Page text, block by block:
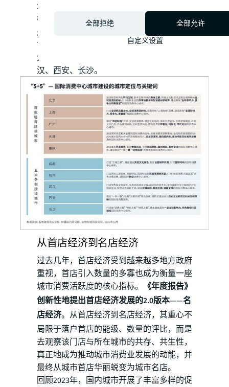
城市“因地制宜”建设国际消费中心城市的路
径探索。这10座城市分为“5+5”两类，分别
是首批培育建设国际消费中心城市试点的城
市北京、上海、广州、天津、重庆，以及五
大争创建设城市，分别是成都、杭州、武
汉、西安、长沙。
从首店经济到名店经济
过去几年，首店经济受到越来越多地方政府
重视，首店引入数量的多寡也成为衡量一座
城市消费活跃度的核心指标。
《年度报告》
创新性地提出首店经济发展的2.0版本——名
店经济。从首店经济到名店经济，其重心不
局限于落户首店的能级、数量的评比，而是
去观察该门店与所在城市的共存、共生性，
真正地成为推动城市消费业发展的动能，并
最终从城市首店华丽蜕变为城市名店。
回顾2023年，国内城市开展了丰富多样的促
全部拒绝
全部允许
自定义设置